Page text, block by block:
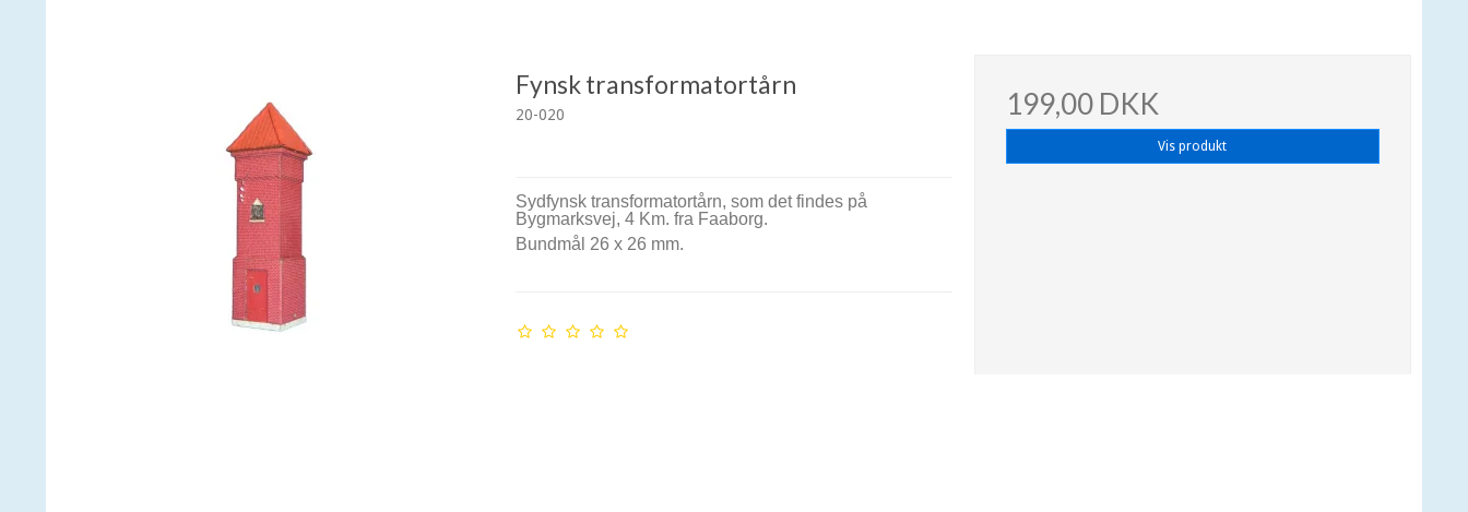
Fynsk transformatortårn
20-020
Sydfynsk transformatortårn, som det findes på
Bygmarksvej, 4 Km. fra Faaborg.
Bundmål 26 x 26 mm.
199,00 DKK
Vis produkt